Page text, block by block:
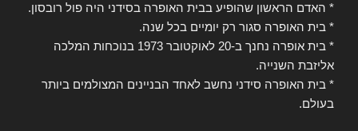
* האדם הראשון שהופיע בבית האופרה בסידני היה פול רובסון.
* בית האופרה סגור רק יומיים בכל שנה.
* בית אופרה נחנך ב-20 לאוקטובר 1973 בנוכחות המלכה
אליזבת השנייה.
* בית האופרה סידני נחשב לאחד הבניינים המצולמים ביותר
בעולם.